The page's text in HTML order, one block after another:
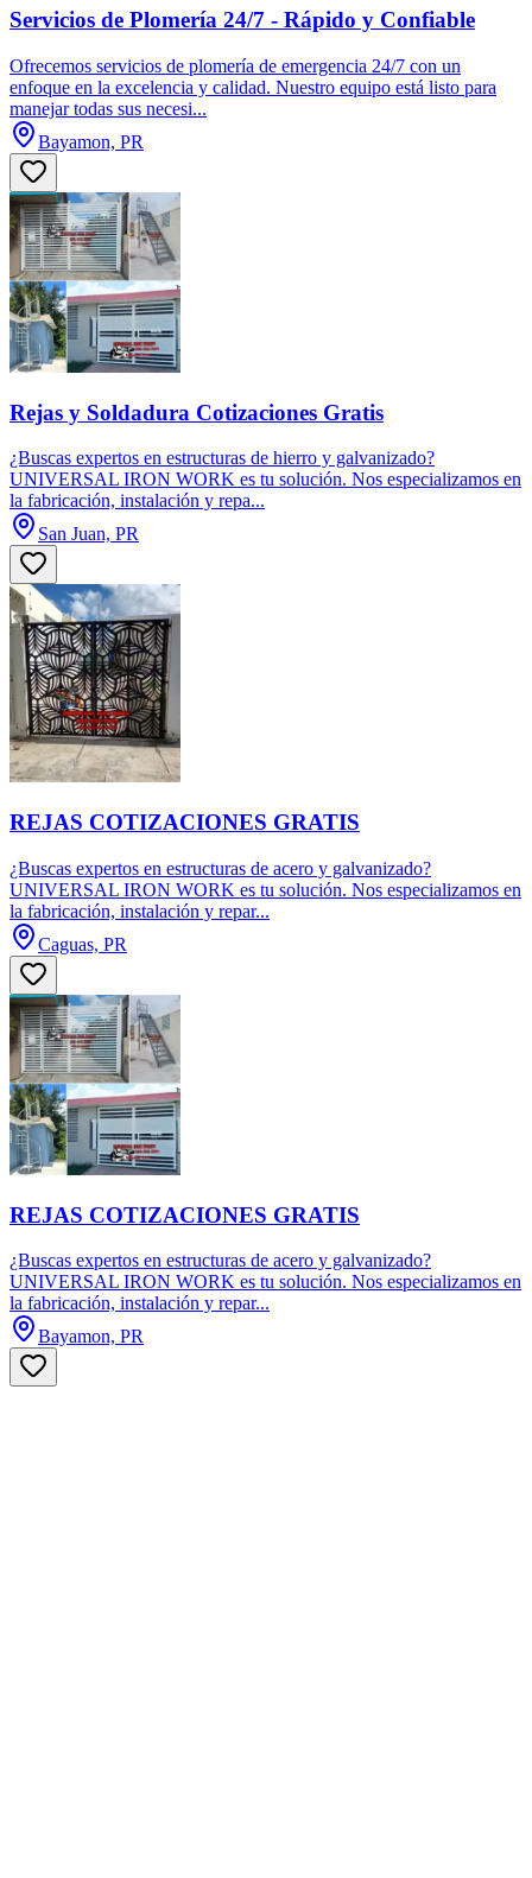
Servicios de Plomería 24/7 - Rápido y Confiable
Ofrecemos servicios de plomería de emergencia 24/7 con un
enfoque en la excelencia y calidad. Nuestro equipo está listo para
manejar todas sus necesi...
Bayamon, PR
Rejas y Soldadura Cotizaciones Gratis
¿Buscas expertos en estructuras de hierro y galvanizado?
UNIVERSAL IRON WORK es tu solución. Nos especializamos en
la fabricación, instalación y repa...
San Juan, PR
REJAS COTIZACIONES GRATIS
¿Buscas expertos en estructuras de acero y galvanizado?
UNIVERSAL IRON WORK es tu solución. Nos especializamos en
la fabricación, instalación y repar...
Caguas, PR
REJAS COTIZACIONES GRATIS
¿Buscas expertos en estructuras de acero y galvanizado?
UNIVERSAL IRON WORK es tu solución. Nos especializamos en
la fabricación, instalación y repar...
Bayamon, PR